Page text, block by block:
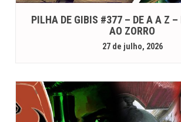
PILHA DE GIBIS #377 – DE A A Z –
AO ZORRO
27 de julho, 2026